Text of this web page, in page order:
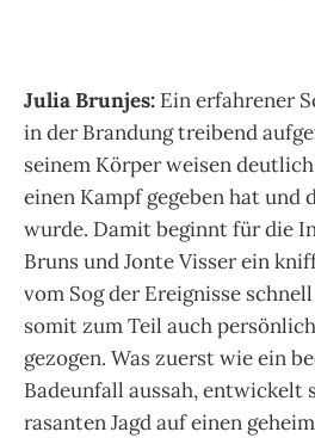
Julia Brunjes: Ein erfahrener
in der Brandung treibend
seinem Körper weisen
einen Kampf gegeben hat und
wurde. Damit beginnt für die
Bruns und Jonte Visser ein
vom Sog der Ereignisse
somit zum Teil auch
gezogen. Was zuerst wie ein
Badeunfall aussah, entwickelt
rasanten Jagd auf einen